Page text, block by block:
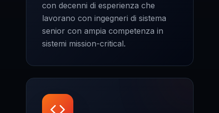
con decenni di esperienza che
lavorano con ingegneri di sistema
senior con ampia competenza in
sistemi mission-critical.